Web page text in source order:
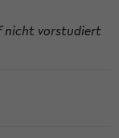
nicht vorstudiert